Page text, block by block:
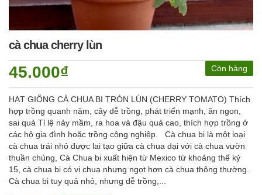
cà chua cherry lùn
Còn hàng
45.000₫
HẠT GIỐNG CÀ CHUA BI TRÒN LÙN (CHERRY TOMATO) Thích
hợp trồng quanh năm, cây dễ trồng, phát triển mạnh, ăn ngon,
sai quả Tỉ lệ nảy mầm, ra hoa và đậu quả cao, thích hợp trồng ở
các hộ gia đình hoặc trồng công nghiệp. Cà chua bi là một loại
cà chua trái nhỏ được lai tạo giữa cà chua dại với cà chua vườn
thuần chủng, Cà Chua bi xuất hiện từ Mexico từ khoảng thế kỷ
15, cà chua bi có vị chua nhưng ngọt hơn cà chua thông thường.
Cà chua bi tuy quả nhỏ, nhưng dễ trồng,...